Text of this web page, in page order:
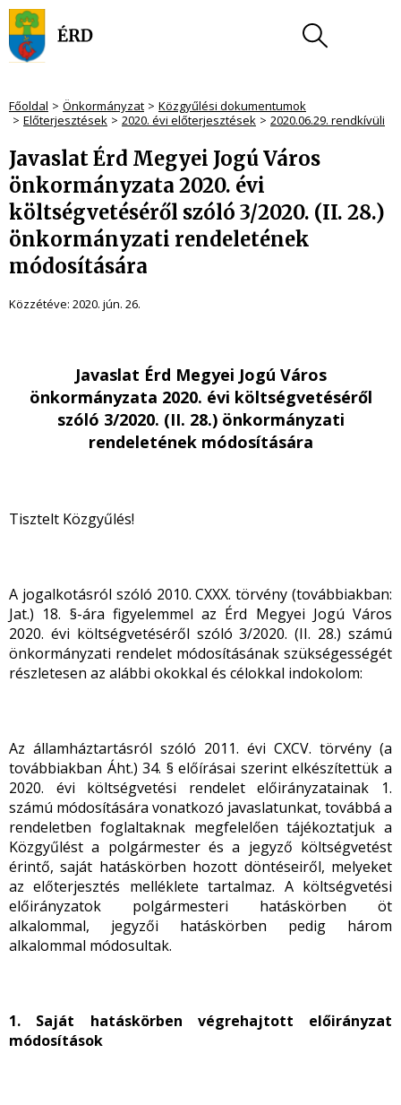
Főoldal Önkormányzat
Közgyűlési dokumentumok
Előterjesztések
2020. évi előterjesztések 2020.06.29. rendkívüli
Javaslat Érd Megyei Jogú Város
önkormányzata 2020. évi
költségvetéséről szóló 3/2020. (II. 28.)
önkormányzati rendeletének
módosítására
Közzétéve: 2020. jún. 26.
Javaslat Érd Megyei Jogú Város
önkormányzata 2020. évi költségvetéséről
szóló 3/2020. (II. 28.) önkormányzati
rendeletének módosítására
Tisztelt Közgyűlés!
A jogalkotásról szóló 2010. CXXX. törvény (továbbiakban:
Jat.) 18. §-ára figyelemmel az Érd Megyei Jogú Város
2020. évi költségvetéséről szóló 3/2020. (II. 28.) számú
önkormányzati rendelet módosításának szükségességét
részletesen az alábbi okokkal és célokkal indokolom:
Az államháztartásról szóló 2011. évi CXCV. törvény (a
továbbiakban Áht.) 34. § előírásai szerint elkészítettük a
2020. évi költségvetési rendelet előirányzatainak 1.
számú módosítására vonatkozó javaslatunkat, továbbá a
rendeletben foglaltaknak megfelelően tájékoztatjuk a
Közgyűlést a polgármester és a jegyző költségvetést
érintő, saját hatáskörben hozott döntéseiről, melyeket
az előterjesztés melléklete tartalmaz. A költségvetési
előirányzatok polgármesteri hatáskörben öt
alkalommal, jegyzői hatáskörben pedig három
alkalommal módosultak.
1. Saját hatáskörben végrehajtott előirányzat
módosítások